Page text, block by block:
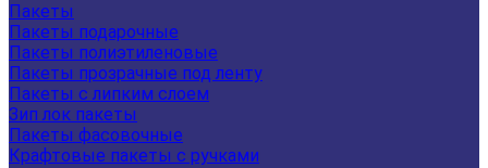
Пакеты
Пакеты подарочные
Пакеты полиэтиленовые
Пакеты прозрачные под ленту
Пакеты с липким слоем
Зип лок пакеты
Пакеты фасовочные
Крафтовые пакеты с ручками